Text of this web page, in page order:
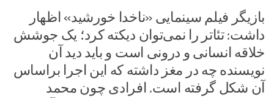
بازیگر فیلم سینمایی «ناخدا خورشید» اظهار
داشت: تئاتر را نمی‌توان دیکته کرد؛ یک جوشش
خلاقه انسانی و درونی است و باید دید آن
نویسنده چه در مغز داشته که این اجرا براساس
آن شکل گرفته است. افرادی چون محمد